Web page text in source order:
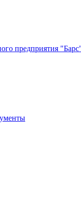
предприятия